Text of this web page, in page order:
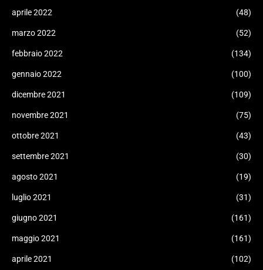
aprile 2022 (48)
marzo 2022 (52)
febbraio 2022 (134)
gennaio 2022 (100)
dicembre 2021 (109)
novembre 2021 (75)
ottobre 2021 (43)
settembre 2021 (30)
agosto 2021 (19)
luglio 2021 (31)
giugno 2021 (161)
maggio 2021 (161)
aprile 2021 (102)